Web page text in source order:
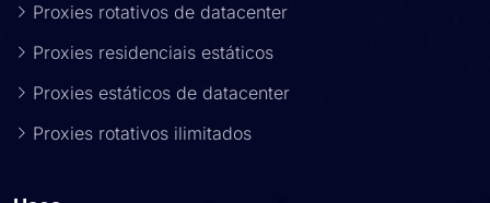
Proxies rotativos de datacenter
Proxies residenciais estáticos
Proxies estáticos de datacenter
Proxies rotativos ilimitados